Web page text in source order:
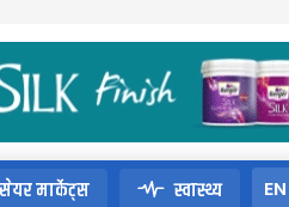
सेयर मार्केट्स स्वास्थ्य EN